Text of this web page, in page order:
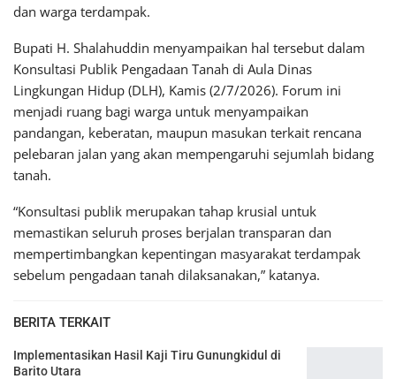
dan warga terdampak.
Bupati H. Shalahuddin menyampaikan hal tersebut dalam
Konsultasi Publik Pengadaan Tanah di Aula Dinas
Lingkungan Hidup (DLH), Kamis (2/7/2026). Forum ini
menjadi ruang bagi warga untuk menyampaikan
pandangan, keberatan, maupun masukan terkait rencana
pelebaran jalan yang akan mempengaruhi sejumlah bidang
tanah.
“Konsultasi publik merupakan tahap krusial untuk
memastikan seluruh proses berjalan transparan dan
mempertimbangkan kepentingan masyarakat terdampak
sebelum pengadaan tanah dilaksanakan,” katanya.
BERITA TERKAIT
Implementasikan Hasil Kaji Tiru Gunungkidul di
Barito Utara